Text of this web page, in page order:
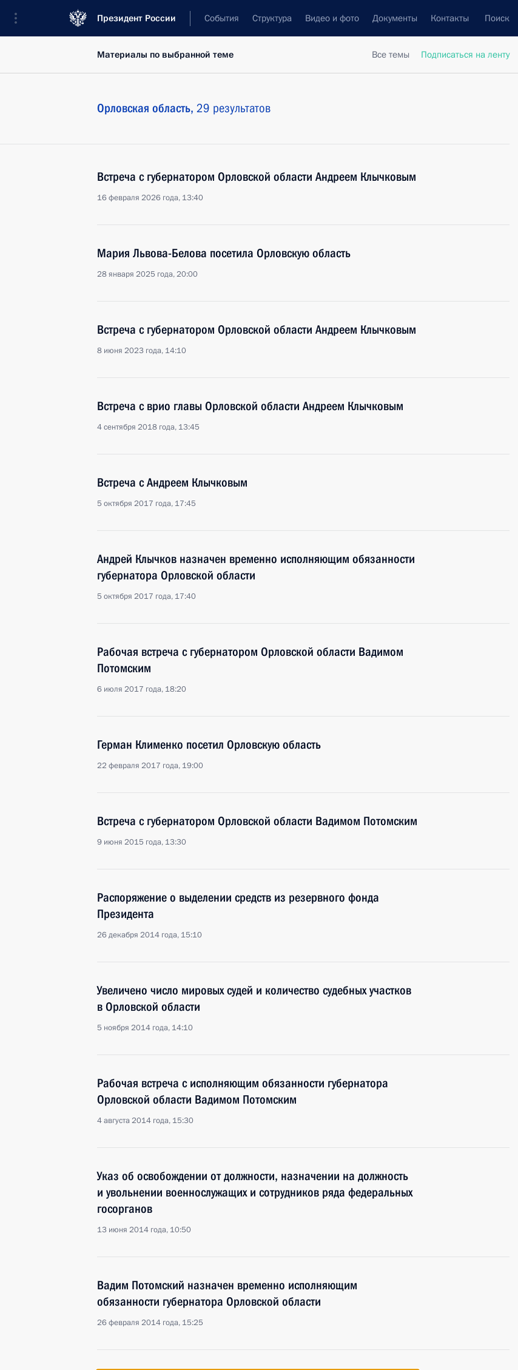
Президент России События Структура Видео и фото Документы Контакты Поиск
Все темы Подписаться на ленту
Материалы по выбранной теме
Орловская область, 29 результатов
Встреча с губернатором Орловской области Андреем Клычковым
16 февраля 2026 года, 13:40
Мария Львова-Белова посетила Орловскую область
28 января 2025 года, 20:00
Встреча с губернатором Орловской области Андреем Клычковым
8 июня 2023 года, 14:10
Встреча с врио главы Орловской области Андреем Клычковым
4 сентября 2018 года, 13:45
Встреча с Андреем Клычковым
5 октября 2017 года, 17:45
Андрей Клычков назначен временно исполняющим обязанности
губернатора Орловской области
5 октября 2017 года, 17:40
Рабочая встреча с губернатором Орловской области Вадимом
Потомским
6 июля 2017 года, 18:20
Герман Клименко посетил Орловскую область
22 февраля 2017 года, 19:00
Встреча с губернатором Орловской области Вадимом Потомским
9 июня 2015 года, 13:30
Распоряжение о выделении средств из резервного фонда
Президента
26 декабря 2014 года, 15:10
Увеличено число мировых судей и количество судебных участков
в Орловской области
5 ноября 2014 года, 14:10
Рабочая встреча с исполняющим обязанности губернатора
Орловской области Вадимом Потомским
4 августа 2014 года, 15:30
Указ об освобождении от должности, назначении на должность
и увольнении военнослужащих и сотрудников ряда федеральных
госорганов
13 июня 2014 года, 10:50
Вадим Потомский назначен временно исполняющим
обязанности губернатора Орловской области
26 февраля 2014 года, 15:25